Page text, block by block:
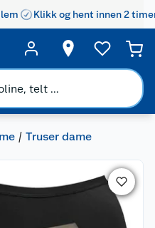
Klikk og hent innen 2
Truser dame